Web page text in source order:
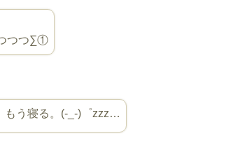
つつ∑①
もう寝る。(-_-)゜zzz…